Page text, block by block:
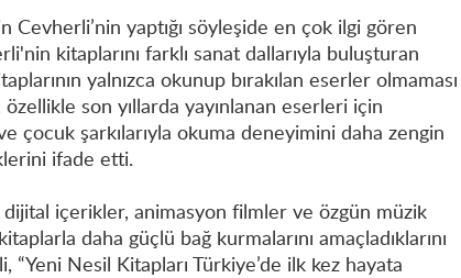
Cevherli’nin yaptığı söyleşide en çok ilgi gören
kitaplarını farklı sanat dallarıyla buluşturan
yalnızca okunup bırakılan eserler olmaması
son yıllarda yayınlanan eserleri için
çocuk şarkılarıyla okuma deneyimini daha zengin
ifade etti.
içerikler, animasyon filmler ve özgün müzik
daha güçlü bağ kurmalarını amaçladıklarını
“Yeni Nesil Kitapları Türkiye’de ilk kez hayata